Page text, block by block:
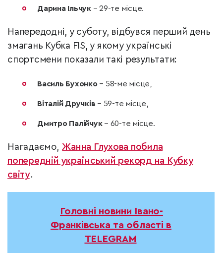
Дарина Ільчук– 29-те місце.
Напередодні, у суботу, відбувся перший день
змагань Кубка FIS, у якому українські
спортсмени показали такі результати:
Василь Бухонко– 58-ме місце,
Віталій Дручків– 59-те місце,
Дмитро Палійчук– 60-те місце.
Нагадаємо, Жанна Глухова побила
попередній український рекорд на Кубку
світу.
Головні новини Івано-
Франківська та області в
TELEGRAM